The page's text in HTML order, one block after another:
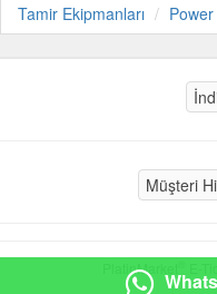
Tamir Ekipmanları
Müşteri
PlatinMarket